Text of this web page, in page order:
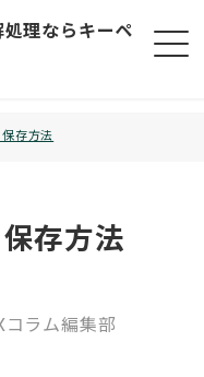
存方法
存方法
コラム編集部